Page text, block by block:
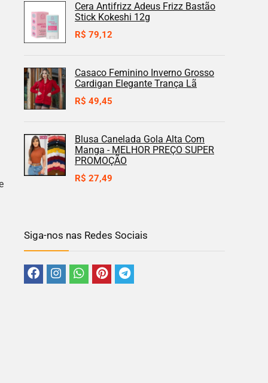
Cera Antifrizz Adeus Frizz Bastão
Stick Kokeshi 12g
R$ 79,12
Casaco Feminino Inverno Grosso
Cardigan Elegante Trança Lã
R$ 49,45
Blusa Canelada Gola Alta Com
Manga - MELHOR PREÇO SUPER
PROMOÇÃO
R$ 27,49
Siga-nos nas Redes Sociais